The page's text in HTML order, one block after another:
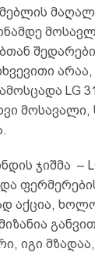
LG
მოსავალი,
ჯიშმა –
აქცია,
იგი